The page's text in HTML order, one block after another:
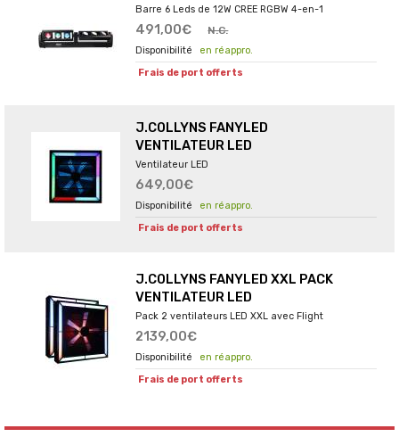
Barre 6 Leds de 12W CREE RGBW 4-en-1
491,00€ N.C.
en réappro.
Frais de port offerts
J.COLLYNS FANYLED
VENTILATEUR LED
Ventilateur LED
649,00€
en réappro.
Frais de port offerts
J.COLLYNS FANYLED XXL PACK
VENTILATEUR LED
Pack 2 ventilateurs LED XXL avec Flight
2139,00€
en réappro.
Frais de port offerts